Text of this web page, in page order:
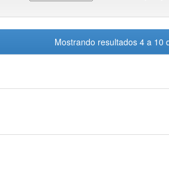
Mostrando resultados 4 a 10